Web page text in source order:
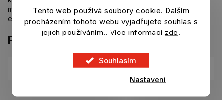
Tento web používá soubory cookie. Dalším
procházením tohoto webu vyjadřujete souhlas s
jejich používáním.. Více informací zde.
Souhlasím
Nastavení
mince a několik dalších přihrádek na karty, což umožňuje
efektivní organizaci vašich financí.
Parametry
Batohy, vlajky, peněženky Juventus FC